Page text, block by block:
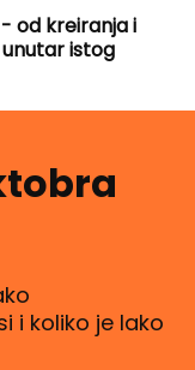
od kreiranja i
istog
i koliko je lako